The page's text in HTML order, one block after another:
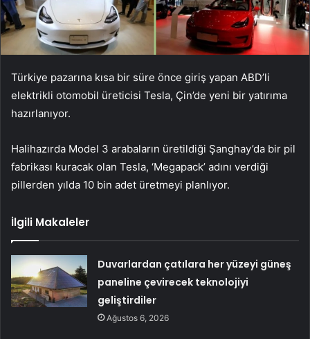
Türkiye pazarına kısa bir süre önce giriş yapan ABD’li
elektrikli otomobil üreticisi Tesla, Çin’de yeni bir yatırıma
hazırlanıyor.
Halihazırda Model 3 arabaların üretildiği Şanghay’da bir pil
fabrikası kuracak olan Tesla, ‘Megapack’ adını verdiği
pillerden yılda 10 bin adet üretmeyi planlıyor.
İlgili Makaleler
Duvarlardan çatılara her yüzeyi güneş
paneline çevirecek teknolojiyi
geliştirdiler
Ağustos 6, 2026